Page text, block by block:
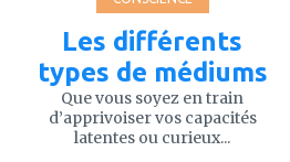
Les différents
types de médiums
Que vous soyez en train
d’apprivoiser vos capacités
latentes ou curieux...